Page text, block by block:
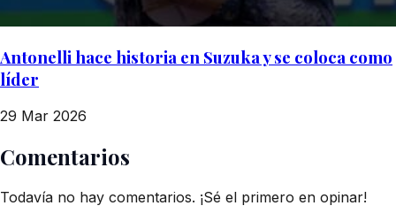
Antonelli hace historia en Suzuka y se coloca como
líder
29 Mar 2026
Comentarios
Todavía no hay comentarios. ¡Sé el primero en opinar!